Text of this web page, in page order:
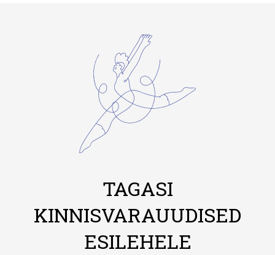
TAGASI
KINNISVARAUUDISED
ESILEHELE